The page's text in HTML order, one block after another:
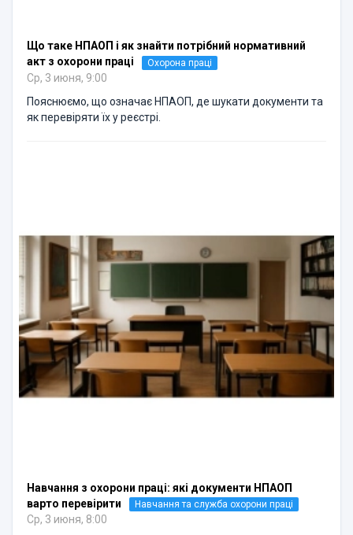
Що таке НПАОП і як знайти потрібний нормативний
акт з охорони праці
Охорона праці
Ср, 3 июня, 9:00
Пояснюємо, що означає НПАОП, де шукати документи та
як перевіряти їх у реєстрі.
Навчання з охорони праці: які документи НПАОП
варто перевірити
Навчання та служба охорони праці
Ср, 3 июня, 8:00